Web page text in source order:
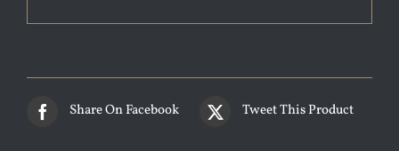
Share On Facebook Tweet This Product